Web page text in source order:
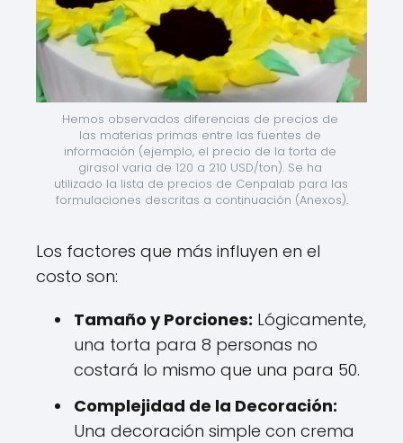
Hemos observados diferencias de precios de
las materias primas entre las fuentes de
información (ejemplo, el precio de la torta de
girasol varia de 120 a 210 USD/ton). Se ha
utilizado la lista de precios de Cenpalab para las
formulaciones descritas a continuación (Anexos).
Los factores que más influyen en el
costo son:
Tamaño y Porciones: Lógicamente,
una torta para 8 personas no
costará lo mismo que una para 50.
Complejidad de la Decoración:
Una decoración simple con crema